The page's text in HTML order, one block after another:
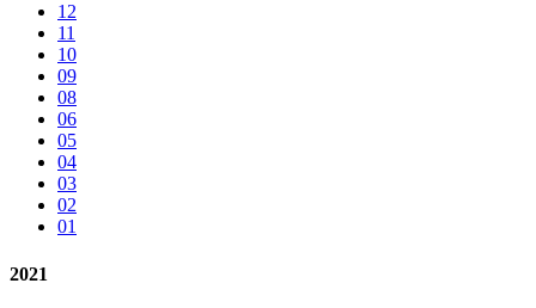
12
11
10
09
08
06
05
04
03
02
01
2021